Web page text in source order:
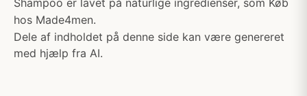
Shampoo er lavet på naturlige ingredienser, som Køb
hos Made4men.
Dele af indholdet på denne side kan være genereret
med hjælp fra AI.